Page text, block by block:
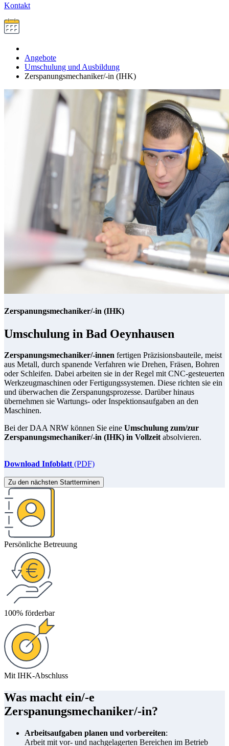
Kontakt
Angebote
Umschulung und Ausbildung
Zerspanungsmechaniker/-in (IHK)
Zerspanungsmechaniker/-in (IHK)
Umschulung in Bad Oeynhausen
Zerspanungsmechaniker/-innen fertigen Präzisionsbauteile, meist
aus Metall, durch spanende Verfahren wie Drehen, Fräsen, Bohren
oder Schleifen. Dabei arbeiten sie in der Regel mit CNC-gesteuerten
Werkzeugmaschinen oder Fertigungssystemen. Diese richten sie ein
und überwachen die Zerspanungsprozesse. Darüber hinaus
übernehmen sie Wartungs- oder Inspektionsaufgaben an den
Maschinen.
Bei der DAA NRW können Sie eine Umschulung zum/zur
Zerspanungsmechaniker/-in (IHK) in Vollzeitabsolvieren.
Download Infoblatt(PDF)
Zu den nächsten Startterminen
Persönliche Betreuung
100% förderbar
Mit IHK-Abschluss
Was macht ein/-e
Zerspanungsmechaniker/-in?
Arbeitsaufgaben planen und vorbereiten:
Arbeit mit vor- und nachgelagerten Bereichen im Betrieb